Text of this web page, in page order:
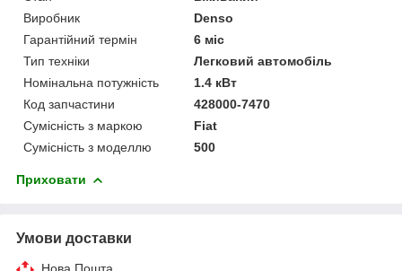
Виробник
Denso
Гарантійний термін
6 міс
Тип техніки
Легковий автомобіль
Номінальна потужність
1.4 кВт
Код запчастини
428000-7470
Сумісність з маркою
Fiat
Сумісність з моделлю
500
Приховати
Умови доставки
Нова Пошта